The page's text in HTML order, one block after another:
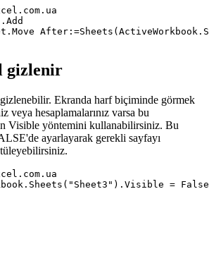
gizlenir
Ekranda harf biçiminde görmek
veya hesaplamalarınız varsa bu
Visible yöntemini kullanabilirsiniz. Bu
ayarlayarak gerekli sayfayı